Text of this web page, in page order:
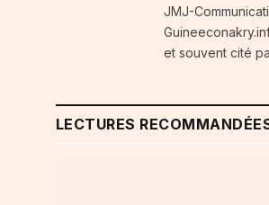
JMJ-
et souvent cité
LECTURES